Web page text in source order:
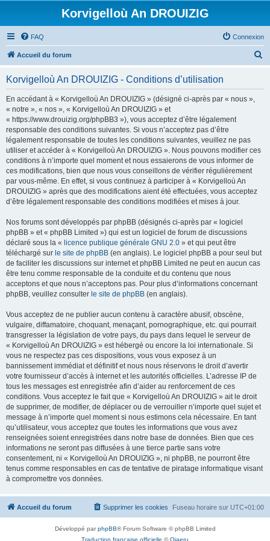
Korvigelloù An DROUIZIG
FAQ Connexion
Accueil du forum
Korvigelloù An DROUIZIG - Conditions d’utilisation
En accédant à « Korvigelloù An DROUIZIG » (désigné ci-après par « nous »,
« notre », « nos », « Korvigelloù An DROUIZIG » et
« https://www.drouizig.org/phpBB3 »), vous acceptez d’être légalement
responsable des conditions suivantes. Si vous n’acceptez pas d’être
légalement responsable de toutes les conditions suivantes, veuillez ne pas
utiliser et accéder à « Korvigelloù An DROUIZIG ». Nous pouvons modifier ces
conditions à n’importe quel moment et nous essaierons de vous informer de
ces modifications, bien que nous vous conseillons de vérifier régulièrement
par vous-même. En effet, si vous continuez à participer à « Korvigelloù An
DROUIZIG » après que des modifications aient été effectuées, vous acceptez
d’être légalement responsable des conditions modifiées et mises à jour.
Nos forums sont développés par phpBB (désignés ci-après par « logiciel
phpBB » et « phpBB Limited ») qui est un logiciel de forum de discussions
déclaré sous la « licence publique générale GNU 2.0 » et qui peut être
téléchargé sur le site de phpBB (en anglais). Le logiciel phpBB a pour seul but
de faciliter les discussions sur internet et phpBB Limited ne peut en aucun cas
être tenu comme responsable de la conduite et du contenu que nous
acceptons et que nous n’acceptons pas. Pour plus d’informations concernant
phpBB, veuillez consulter le site de phpBB (en anglais).
Vous acceptez de ne publier aucun contenu à caractère abusif, obscène,
vulgaire, diffamatoire, choquant, menaçant, pornographique, etc. qui pourrait
transgresser la législation de votre pays, du pays dans lequel le serveur de
« Korvigelloù An DROUIZIG » est hébergé ou encore la loi internationale. Si
vous ne respectez pas ces dispositions, vous vous exposez à un
bannissement immédiat et définitif et nous nous réservons le droit d’avertir
votre fournisseur d’accès à internet et les autorités officielles. L’adresse IP de
tous les messages est enregistrée afin d’aider au renforcement de ces
conditions. Vous acceptez le fait que « Korvigelloù An DROUIZIG » ait le droit
de supprimer, de modifier, de déplacer ou de verrouiller n’importe quel sujet et
message à n’importe quel moment si nous estimons cela nécessaire. En tant
qu’utilisateur, vous acceptez que toutes les informations que vous avez
renseignées soient enregistrées dans notre base de données. Bien que ces
informations ne seront pas diffusées à une tierce partie sans votre
consentement, ni « Korvigelloù An DROUIZIG », ni phpBB, ne pourront être
tenus comme responsables en cas de tentative de piratage informatique visant
à compromettre vos données.
Accueil du forum Fuseau horaire sur UTC+01:00
Supprimer les cookies
Développé parphpBB® Forum Software © phpBB Limited
Traduction française officielle ©Qiaeru